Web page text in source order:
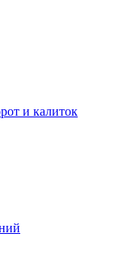
и калиток